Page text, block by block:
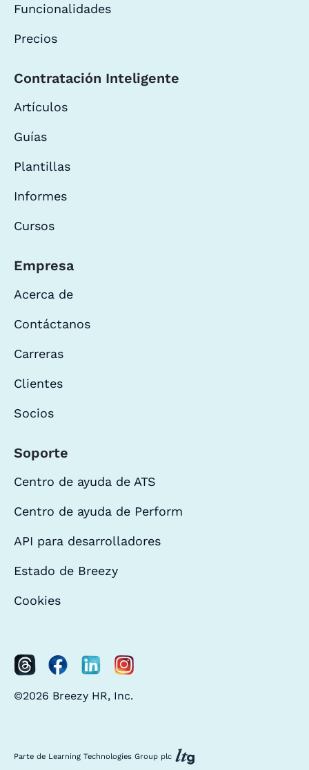
Funcionalidades
Precios
Contratación Inteligente
Artículos
Guías
Plantillas
Informes
Cursos
Empresa
Acerca de
Contáctanos
Carreras
Clientes
Socios
Soporte
Centro de ayuda de ATS
Centro de ayuda de Perform
API para desarrolladores
Estado de Breezy
Cookies
©2026 Breezy HR, Inc.
Parte de Learning Technologies Group plc